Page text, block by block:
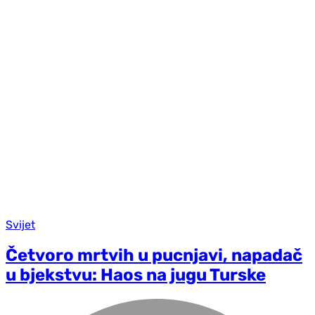
Svijet
Četvoro mrtvih u pucnjavi, napadač
u bjekstvu: Haos na jugu Turske